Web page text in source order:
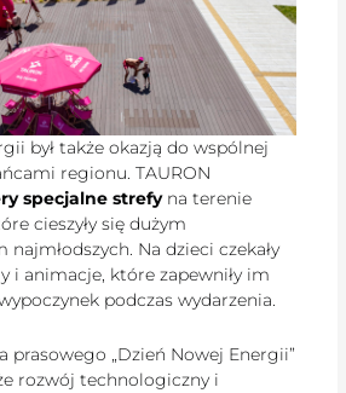
był także okazją do wspólnej
regionu. TAURON
specjalne strefyna terenie
cieszyły się dużym
Na dzieci czekały
i animacje, które zapewniły im
podczas wydarzenia.
prasowego „Dzień Nowej Energii”
rozwój technologiczny i